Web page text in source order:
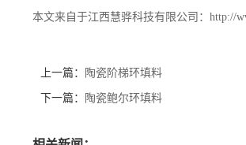
本文来自于江西慧骅科技有限公司：http://
上一篇： 陶瓷阶梯环填料
下一篇： 陶瓷鲍尔环填料